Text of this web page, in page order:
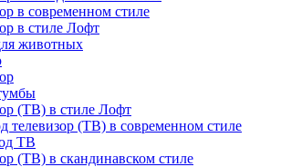
в современном стиле
в стиле Лофт
животных
(ТВ) в стиле Лофт
телевизор (ТВ) в современном стиле
ТВ
(ТВ) в скандинавском стиле